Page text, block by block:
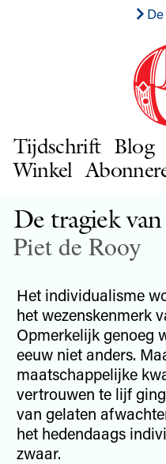
Tijdschrift Blog
Winkel
De tragiek
Piet de Rooy
Het individualisme
het wezenskenmerk
Opmerkelijk genoeg
eeuw niet anders.
maatschappelijke
vertrouwen te lijf
van gelaten
het hedendaags
zwaar.